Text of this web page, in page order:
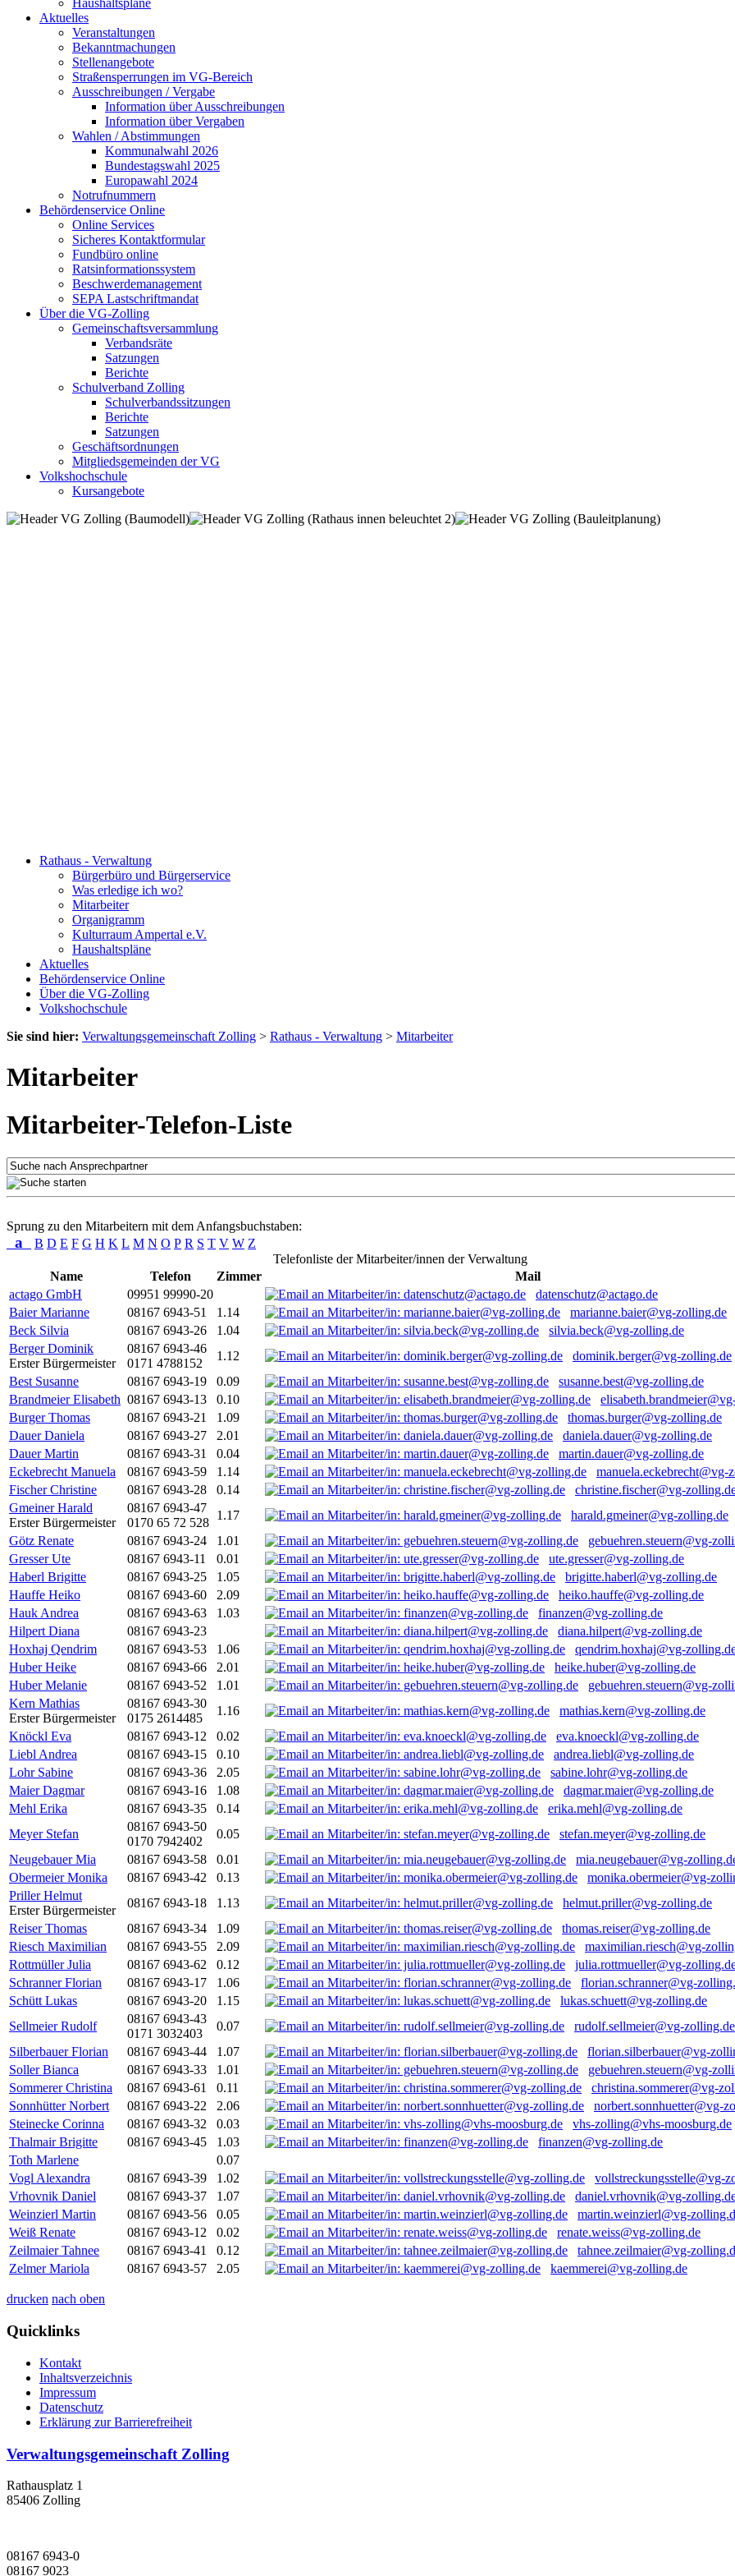
Haushaltspläne
Aktuelles
Veranstaltungen
Bekanntmachungen
Stellenangebote
Straßensperrungen im VG-Bereich
Ausschreibungen / Vergabe
Information über Ausschreibungen
Information über Vergaben
Wahlen / Abstimmungen
Kommunalwahl 2026
Bundestagswahl 2025
Europawahl 2024
Notrufnummern
Behördenservice Online
Online Services
Sicheres Kontaktformular
Fundbüro online
Ratsinformationssystem
Beschwerdemanagement
SEPA Lastschriftmandat
Über die VG-Zolling
Gemeinschaftsversammlung
Verbandsräte
Satzungen
Berichte
Schulverband Zolling
Schulverbandssitzungen
Berichte
Satzungen
Geschäftsordnungen
Mitgliedsgemeinden der VG
Volkshochschule
Kursangebote
Rathaus - Verwaltung
Bürgerbüro und Bürgerservice
Was erledige ich wo?
Mitarbeiter
Organigramm
Kulturraum Ampertal e.V.
Haushaltspläne
Aktuelles
Behördenservice Online
Über die VG-Zolling
Volkshochschule
Sie sind hier: Verwaltungsgemeinschaft Zolling > Rathaus - Verwaltung > Mitarbeiter
Mitarbeiter
Mitarbeiter-Telefon-Liste
Sprung zu den Mitarbeitern mit dem Anfangsbuchstaben:
a B D E F G H K L M N O P R S T V W Z
Telefonliste der Mitarbeiter/innen der Verwaltung
Name
Telefon Zimmer
Mail
actago GmbH
09951 99990-20
datenschutz@actago.de
Baier Marianne
08167 6943-51 1.14
marianne.baier@vg-zolling.de
Beck Silvia
08167 6943-26 1.04
silvia.beck@vg-zolling.de
Berger Dominik
Erster Bürgermeister
08167 6943-46
0171 4788152
1.12
dominik.berger@vg-zolling.de
Best Susanne
08167 6943-19 0.09
susanne.best@vg-zolling.de
Brandmeier Elisabeth 08167 6943-13 0.10
Burger Thomas
08167 6943-21 1.09
thomas.burger@vg-zolling.de
Dauer Daniela
08167 6943-27 2.01
daniela.dauer@vg-zolling.de
Dauer Martin
08167 6943-31 0.04
martin.dauer@vg-zolling.de
Eckebrecht Manuela
08167 6943-59 1.14
manuela.eckebrecht@vg-
Fischer Christine
08167 6943-28 0.14
christine.fischer@vg-
Gmeiner Harald
Erster Bürgermeister
08167 6943-47
0170 65 72 528
1.17
harald.gmeiner@vg-zolling.de
Götz Renate
08167 6943-24 1.01
gebuehren.steuern@vg-
Gresser Ute
08167 6943-11 0.01
ute.gresser@vg-zolling.de
Haberl Brigitte
08167 6943-25 1.05
brigitte.haberl@vg-zolling.de
Hauffe Heiko
08167 6943-60 2.09
heiko.hauffe@vg-zolling.de
Hauk Andrea
08167 6943-63 1.03
finanzen@vg-zolling.de
Hilpert Diana
08167 6943-23
diana.hilpert@vg-zolling.de
Hoxhaj Qendrim
08167 6943-53 1.06
qendrim.hoxhaj@vg-
Huber Heike
08167 6943-66 2.01
heike.huber@vg-zolling.de
Huber Melanie
08167 6943-52 1.01
gebuehren.steuern@vg-
Kern Mathias
Erster Bürgermeister
08167 6943-30
0175 2614485
1.16
mathias.kern@vg-zolling.de
Knöckl Eva
08167 6943-12 0.02
eva.knoeckl@vg-zolling.de
Liebl Andrea
08167 6943-15 0.10
andrea.liebl@vg-zolling.de
Lohr Sabine
08167 6943-36 2.05
sabine.lohr@vg-zolling.de
Maier Dagmar
08167 6943-16 1.08
dagmar.maier@vg-zolling.de
Mehl Erika
08167 6943-35 0.14
erika.mehl@vg-zolling.de
Meyer Stefan
08167 6943-50
0170 7942402
0.05
stefan.meyer@vg-zolling.de
Neugebauer Mia
08167 6943-58 0.01
mia.neugebauer@vg-
Obermeier Monika
08167 6943-42 0.13
monika.obermeier@vg-
Priller Helmut
Erster Bürgermeister
08167 6943-18 1.13
helmut.priller@vg-zolling.de
Reiser Thomas
08167 6943-34 1.09
thomas.reiser@vg-zolling.de
Riesch Maximilian
08167 6943-55 2.09
maximilian.riesch@vg-
Rottmüller Julia
08167 6943-62 0.12
julia.rottmueller@vg-
Schranner Florian
08167 6943-17 1.06
florian.schranner@vg-
Schütt Lukas
08167 6943-20 1.15
lukas.schuett@vg-zolling.de
Sellmeier Rudolf
08167 6943-43
0171 3032403
0.07
rudolf.sellmeier@vg-zolling.de
Silberbauer Florian
08167 6943-44 1.07
florian.silberbauer@vg-
Soller Bianca
08167 6943-33 1.01
gebuehren.steuern@vg-
Sommerer Christina
08167 6943-61 0.11
christina.sommerer@vg-
Sonnhütter Norbert
08167 6943-22 2.06
norbert.sonnhuetter@vg-
Steinecke Corinna
08167 6943-32 0.03
vhs-zolling@vhs-moosburg.de
Thalmair Brigitte
08167 6943-45 1.03
finanzen@vg-zolling.de
Toth Marlene
0.07
Vogl Alexandra
08167 6943-39 1.02
vollstreckungsstelle@vg-
Vrhovnik Daniel
08167 6943-37 1.07
daniel.vrhovnik@vg-
Weinzierl Martin
08167 6943-56 0.05
martin.weinzierl@vg-
Weiß Renate
08167 6943-12 0.02
renate.weiss@vg-zolling.de
Zeilmaier Tahnee
08167 6943-41 0.12
tahnee.zeilmaier@vg-
Zelmer Mariola
08167 6943-57 2.05 kaemmerei@vg-zolling.de
drucken nach oben
Quicklinks
Kontakt
Inhaltsverzeichnis
Impressum
Datenschutz
Erklärung zur Barrierefreiheit
Verwaltungsgemeinschaft Zolling
Rathausplatz 1
85406 Zolling
08167 6943-0
08167 9023